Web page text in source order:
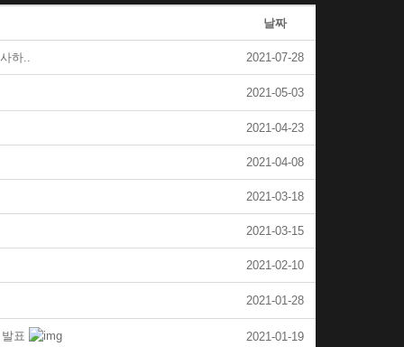
날짜
하.. 2021-07-28
2021-05-03
2021-04-23
2021-04-08
2021-03-18
2021-03-15
2021-02-10
2021-01-28
표 2021-01-19